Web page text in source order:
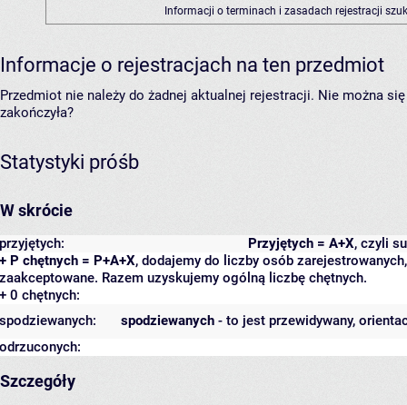
Informacji o terminach i zasadach rejestracji
Informacje o rejestracjach na ten przedmiot
Przedmiot nie należy do żadnej aktualnej rejestracji. Nie można
zakończyła?
Statystyki próśb
W skrócie
Przyjętych = A+X, czyli
przyjętych:
+ P chętnych = P+A+X, dodajemy do liczby osób
zaakceptowane. Razem uzyskujemy ogólną liczbę chętnych.
+ 0 chętnych:
spodziewanych - to jest przewidywany,
spodziewanych:
odrzuconych:
Szczegóły